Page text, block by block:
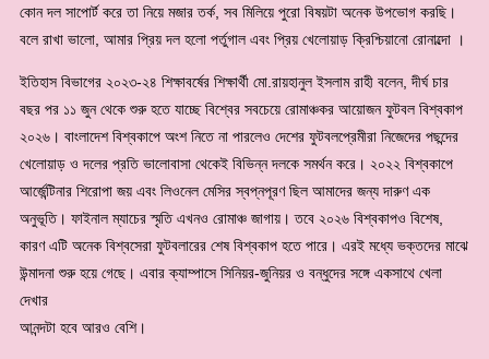
কোন দল সাপোর্ট করে তা নিয়ে মজার তর্ক, সব মিলিয়ে পুরো বিষয়টা অনেক উপভোগ করছি।
বলে রাখা ভালো, আমার প্রিয় দল হলো পর্তুগাল এবং প্রিয় খেলোয়াড় ক্রিশ্চিয়ানো রোনাল্দো ।
ইতিহাস বিভাগের ২০২৩-২৪ শিক্ষাবর্ষের শিক্ষার্থী মো.রায়হানুল ইসলাম রাহী বলেন, দীর্ঘ চার
বছর পর ১১ জুন থেকে শুরু হতে যাচ্ছে বিশ্বের সবচেয়ে রোমাঞ্চকর আয়োজন ফুটবল বিশ্বকাপ
২০২৬। বাংলাদেশ বিশ্বকাপে অংশ নিতে না পারলেও দেশের ফুটবলপ্রেমীরা নিজেদের পছন্দের
খেলোয়াড় ও দলের প্রতি ভালোবাসা থেকেই বিভিন্ন দলকে সমর্থন করে। ২০২২ বিশ্বকাপে
আর্জেন্টিনার শিরোপা জয় এবং লিওনেল মেসির স্বপ্নপূরণ ছিল আমাদের জন্য দারুণ এক
অনুভূতি। ফাইনাল ম্যাচের স্মৃতি এখনও রোমাঞ্চ জাগায়। তবে ২০২৬ বিশ্বকাপও বিশেষ,
কারণ এটি অনেক বিশ্বসেরা ফুটবলারের শেষ বিশ্বকাপ হতে পারে। এরই মধ্যে ভক্তদের মাঝে
উন্মাদনা শুরু হয়ে গেছে। এবার ক্যাম্পাসে সিনিয়র-জুনিয়র ও বন্ধুদের সঙ্গে একসাথে খেলা
দেখার
আনন্দটা হবে আরও বেশি।